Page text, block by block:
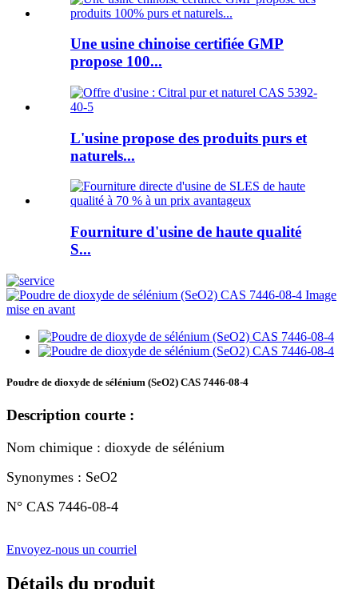
Une usine chinoise certifiée GMP
propose 100...
L'usine propose des produits purs et
naturels...
Fourniture d'usine de haute qualité
S...
Poudre de dioxyde de sélénium (SeO2) CAS 7446-08-4
Description courte :
Nom chimique : dioxyde de sélénium
Synonymes : SeO2
N° CAS 7446-08-4
Envoyez-nous un courriel
Détails du produit